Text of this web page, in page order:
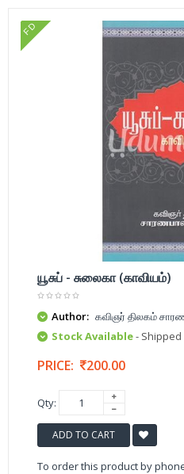
FD
யூசுப் - சுலைகா (காவியம்)
Author: கவிஞர் திலகம்
Stock Available-
PRICE: 200.00
Qty:
ADD TO CART
To order this product by